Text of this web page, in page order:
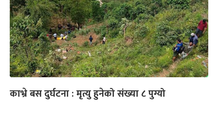
काभ्रे बस दुर्घटना : मृत्यु हुनेको संख्या ८ पुग्यो